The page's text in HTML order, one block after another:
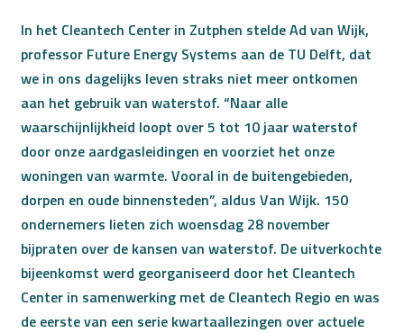
In het Cleantech Center in Zutphen stelde Ad van Wijk,
professor Future Energy Systems aan de TU Delft, dat
we in ons dagelijks leven straks niet meer ontkomen
aan het gebruik van waterstof. “Naar alle
waarschijnlijkheid loopt over 5 tot 10 jaar waterstof
door onze aardgasleidingen en voorziet het onze
woningen van warmte. Vooral in de buitengebieden,
dorpen en oude binnensteden”, aldus Van Wijk. 150
ondernemers lieten zich woensdag 28 november
bijpraten over de kansen van waterstof. De uitverkochte
bijeenkomst werd georganiseerd door het Cleantech
Center in samenwerking met de Cleantech Regio en was
de eerste van een serie kwartaallezingen over actuele